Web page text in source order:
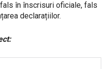
în înscrisuri oficiale, fals
declarațiilor.